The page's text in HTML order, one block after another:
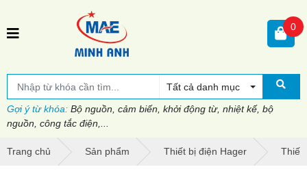
Tất cả danh mục
Gợi ý từ khóa: Bộ nguồn, cảm biến, khởi động từ, nhiệt kế, bộ
nguồn, công tắc điện,...
0
Trang chủ Sản phẩm Thiết bị điện Hager Thiết